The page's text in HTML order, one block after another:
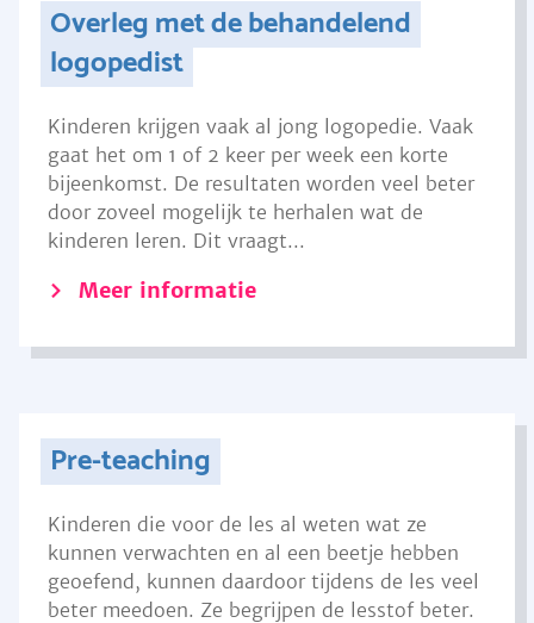
Overleg met de behandelend
logopedist
Kinderen krijgen vaak al jong logopedie. Vaak
gaat het om 1 of 2 keer per week een korte
bijeenkomst. De resultaten worden veel beter
door zoveel mogelijk te herhalen wat de
kinderen leren. Dit vraagt...
Meer informatie
Pre-teaching
Kinderen die voor de les al weten wat ze
kunnen verwachten en al een beetje hebben
geoefend, kunnen daardoor tijdens de les veel
beter meedoen. Ze begrijpen de lesstof beter.